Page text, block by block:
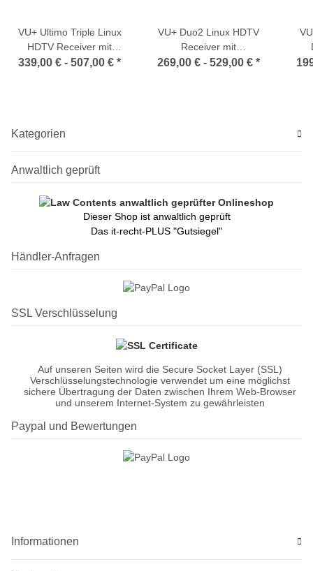
VU+ Ultimo Triple Linux
HDTV Receiver mit
Wechseltuner DVB-S2 /
339,00 € - 507,00 € *
VU+ Duo2 Linux HDTV
Receiver mit
Wechseltuner DVB-S2 /
269,00 € - 529,00 € *
Kategorien
Anwaltlich geprüft
Dieser Shop ist anwaltlich geprüft
Das it-recht-PLUS "Gutsiegel"
Händler-Anfragen
SSL Verschlüsselung
Auf unseren Seiten wird die Secure Socket Layer (SSL)
Verschlüsselungstechnologie verwendet um eine möglichst
sichere Übertragung der Daten zwischen Ihrem Web-Browser
und unserem Internet-System zu gewährleisten
Paypal und Bewertungen
Informationen